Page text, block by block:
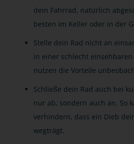
dein Fahrrad, natürlich
besten im Keller oder in der
Stelle dein Rad nicht an
in einer schlecht einsehbaren
nutzen die Vorteile
Schließe dein Rad auch bei
nur ab, sondern auch an. So
verhindern, dass ein Dieb
wegträgt.